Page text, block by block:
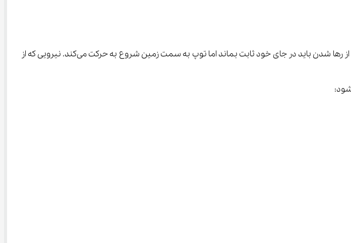
فرض کنید توپی که در دست دارید از دستتان رها می‌شود. اگر نیرویی بر جسم وارد نشود پس از رها شدن باید در جای خود ثابت بماند اما توپ به سمت زمین شروع به حرکت می‌کند. نیرویی که از